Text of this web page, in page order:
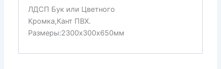
ЛДСП Бук или Цветного
Кромка,Кант ПВХ.
Размеры:2300х300х650мм